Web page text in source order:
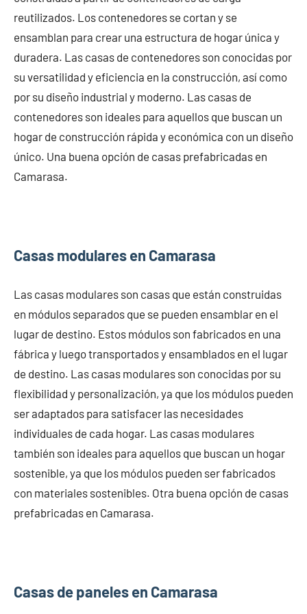
reutilizados. Los contenedores se cortan y se
ensamblan para crear una estructura de hogar única y
duradera. Las casas de contenedores son conocidas por
su versatilidad y eficiencia en la construcción, así como
por su diseño industrial y moderno. Las casas de
contenedores son ideales para aquellos que buscan un
hogar de construcción rápida y económica con un diseño
único. Una buena opción de casas prefabricadas en
Camarasa.
Casas modulares en Camarasa
Las casas modulares son casas que están construidas
en módulos separados que se pueden ensamblar en el
lugar de destino. Estos módulos son fabricados en una
fábrica y luego transportados y ensamblados en el lugar
de destino. Las casas modulares son conocidas por su
flexibilidad y personalización, ya que los módulos pueden
ser adaptados para satisfacer las necesidades
individuales de cada hogar. Las casas modulares
también son ideales para aquellos que buscan un hogar
sostenible, ya que los módulos pueden ser fabricados
con materiales sostenibles. Otra buena opción de casas
prefabricadas en Camarasa.
Casas de paneles en Camarasa